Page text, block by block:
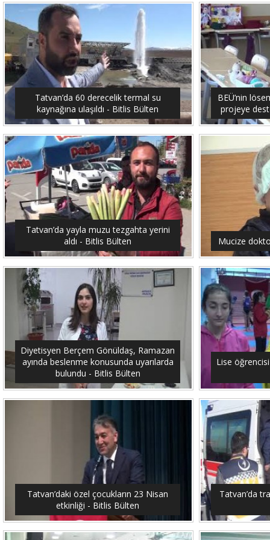
Tatvan’da 60 derecelik termal su
kaynağına ulaşıldı - Bitlis Bülten
BEÜ’nin
projeye
Tatvan’da yayla muzu tezgahta yerini
aldı - Bitlis Bülten
Mucize
Diyetisyen Berçem Gönüldaş, Ramazan
ayında beslenme konusunda uyarılarda
bulundu - Bitlis Bülten
Lise
Tatvan’daki özel çocukların 23 Nisan
etkinliği - Bitlis Bülten
Tatvan’da